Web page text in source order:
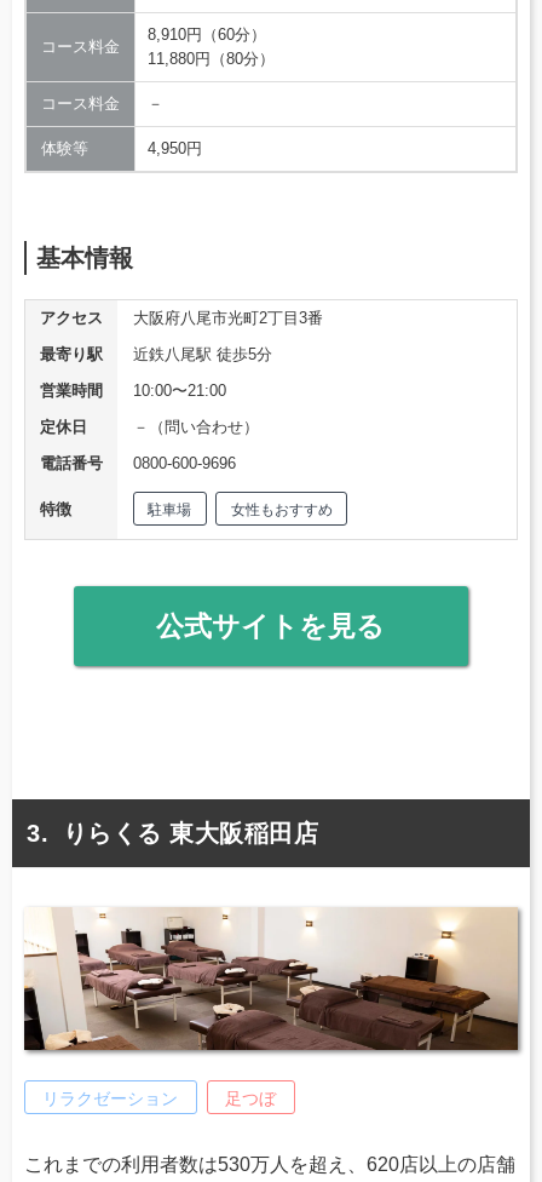
コース料金
8,910円（60分）
11,880円（80分）
コース料金 －
体験等 4,950円
基本情報
アクセス
大阪府八尾市光町2丁目3番
最寄り駅
近鉄八尾駅 徒歩5分
営業時間
10:00〜21:00
定休日
－（問い合わせ）
電話番号
0800-600-9696
特徴 駐車場 女性もおすすめ
公式サイトを見る
りらくる 東大阪稲田店
リラクゼーション 足つぼ
これまでの利用者数は530万人を超え、620店以上の店舗